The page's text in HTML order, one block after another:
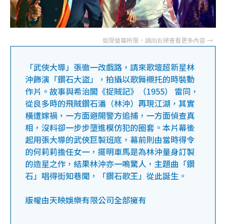
「武俠大導」張徹一改戲路，請來歌壇超新星林
沖飾演「鑽石大盜」，拍攝以歌舞襯托的時裝動
作片。故事與希治閣《捉賊記》（1955） 雷同，
從良多時的飛賊鑽石潘（林沖）再現江湖，其實
橫遭嫁禍，一方面避開警方追捕，一方面偵查真
相，沒料卻一步步墮進模仿犯的圈套。本片幕後
起用張大導的武俠巨製班底，幕前則由當時得令
的何莉莉擔任女一，擺明車馬是為林沖量身訂製
的造星之作，結果林沖亦一鳴驚人，主題曲「鑽
石」唱得街知巷聞，「鑽石歌王」從此誕生。
版權由天映娛樂有限公司全部擁有